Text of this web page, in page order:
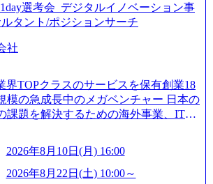
選考会_デジタルイノベーション事
タント/ポジションサーチ
社
界TOPクラスのサービスを保有創業18
模の急成長中のメガベンチャー 日本の
課題を解決するための海外事業、IT事
る オールインハウスの組織体制をとっ
事業開発などの人員調達できる 独立資
事業創造の自由度が高い https://storag
2026年8月10日(月) 16:00
2026年8月22日(土) 10:00～